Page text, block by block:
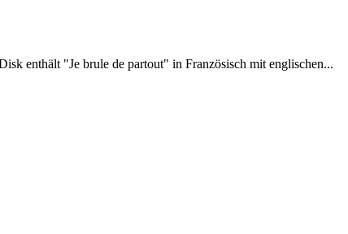
enthält "Je brule de partout" in Französisch mit englischen...